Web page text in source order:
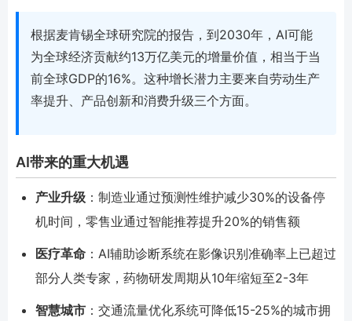
根据麦肯锡全球研究院的报告，到2030年，AI可能
为全球经济贡献约13万亿美元的增量价值，相当于当
前全球GDP的16%。这种增长潜力主要来自劳动生产
率提升、产品创新和消费升级三个方面。
AI带来的重大机遇
产业升级 ：制造业通过预测性维护减少30%的设备停
机时间，零售业通过智能推荐提升20%的销售额
医疗革命 ：AI辅助诊断系统在影像识别准确率上已超过
部分人类专家，药物研发周期从10年缩短至2-3年
智慧城市 ：交通流量优化系统可降低15-25%的城市拥